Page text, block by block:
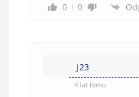
0 0
J23
4 lat temu